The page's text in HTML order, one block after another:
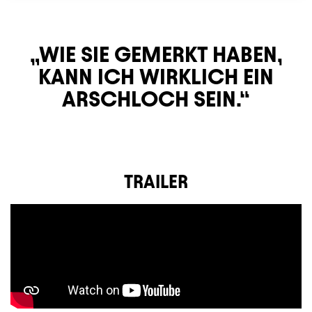
WIE SIE GEMERKT HABEN,
KANN ICH WIRKLICH EIN
ARSCHLOCH SEIN.
TRAILER